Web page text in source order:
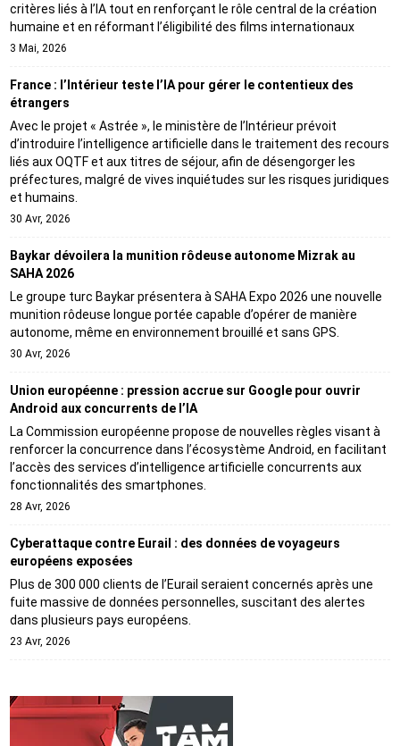
critères liés à l’IA tout en renforçant le rôle central de la création
humaine et en réformant l’éligibilité des films internationaux
3 Mai, 2026
France : l’Intérieur teste l’IA pour gérer le contentieux des
étrangers
Avec le projet « Astrée », le ministère de l’Intérieur prévoit
d’introduire l’intelligence artificielle dans le traitement des recours
liés aux OQTF et aux titres de séjour, afin de désengorger les
préfectures, malgré de vives inquiétudes sur les risques juridiques
et humains.
30 Avr, 2026
Baykar dévoilera la munition rôdeuse autonome Mizrak au
SAHA 2026
Le groupe turc Baykar présentera à SAHA Expo 2026 une nouvelle
munition rôdeuse longue portée capable d’opérer de manière
autonome, même en environnement brouillé et sans GPS.
30 Avr, 2026
Union européenne : pression accrue sur Google pour ouvrir
Android aux concurrents de l’IA
La Commission européenne propose de nouvelles règles visant à
renforcer la concurrence dans l’écosystème Android, en facilitant
l’accès des services d’intelligence artificielle concurrents aux
fonctionnalités des smartphones.
28 Avr, 2026
Cyberattaque contre Eurail : des données de voyageurs
européens exposées
Plus de 300 000 clients de l’Eurail seraient concernés après une
fuite massive de données personnelles, suscitant des alertes
dans plusieurs pays européens.
23 Avr, 2026